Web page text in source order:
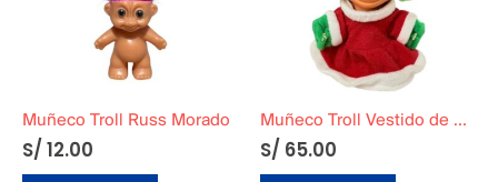
Muñeco Troll Russ Morado
S/ 12.00
Muñeco Troll Vestido de Navidad
S/ 65.00